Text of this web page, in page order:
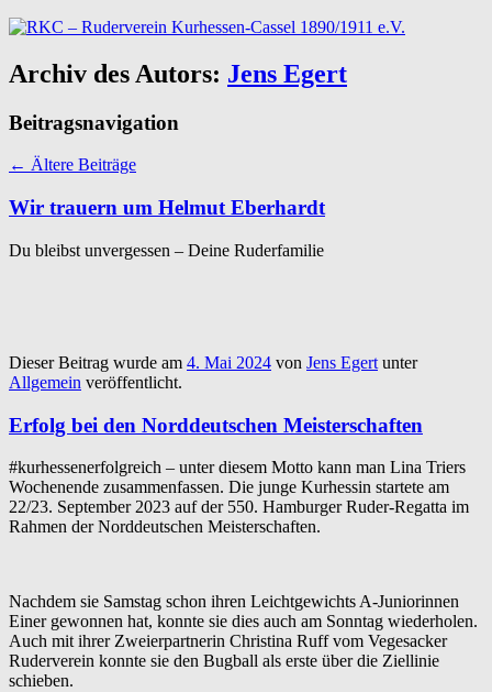
Archiv des Autors: Jens Egert
Beitragsnavigation
← Ältere Beiträge
Wir trauern um Helmut Eberhardt
Du bleibst unvergessen – Deine Ruderfamilie
Dieser Beitrag wurde am 4. Mai 2024 von Jens Egert unter
Allgemein veröffentlicht.
Erfolg bei den Norddeutschen Meisterschaften
#kurhessenerfolgreich – unter diesem Motto kann man Lina Triers
Wochenende zusammenfassen. Die junge Kurhessin startete am
22/23. September 2023 auf der 550. Hamburger Ruder-Regatta im
Rahmen der Norddeutschen Meisterschaften.
Nachdem sie Samstag schon ihren Leichtgewichts A-Juniorinnen
Einer gewonnen hat, konnte sie dies auch am Sonntag wiederholen.
Auch mit ihrer Zweierpartnerin Christina Ruff vom Vegesacker
Ruderverein konnte sie den Bugball als erste über die Ziellinie
schieben.